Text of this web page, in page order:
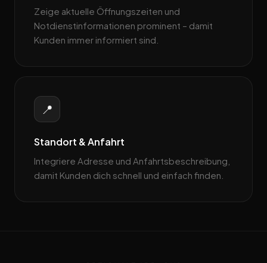
Zeige aktuelle Öffnungszeiten und
Notdienstinformationen prominent – damit
Kunden immer informiert sind.
📍
Standort & Anfahrt
Integriere Adresse und Anfahrtsbeschreibung,
damit Kunden dich schnell und einfach finden.